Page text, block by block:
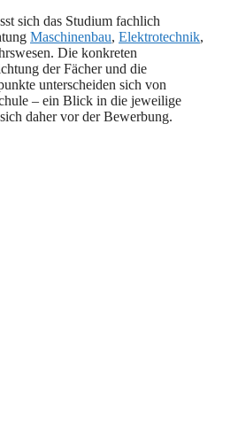
sich das Studium fachlich
Maschinenbau, Elektrotechnik,
Die konkreten
der Fächer und die
unterscheiden sich von
– ein Blick in die jeweilige
daher vor der Bewerbung.